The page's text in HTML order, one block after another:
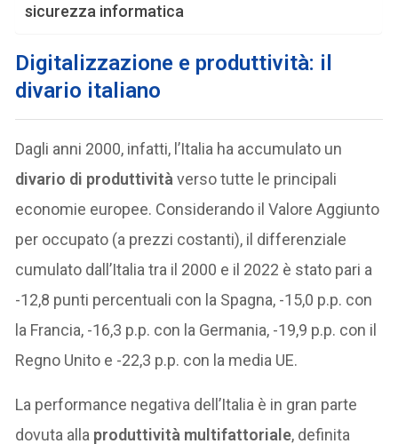
sicurezza informatica
Digitalizzazione e produttività: il
divario italiano
Dagli anni 2000, infatti, l’Italia ha accumulato un
divario di produttività verso tutte le principali
economie europee. Considerando il Valore Aggiunto
per occupato (a prezzi costanti), il differenziale
cumulato dall’Italia tra il 2000 e il 2022 è stato pari a
-12,8 punti percentuali con la Spagna, -15,0 p.p. con
la Francia, -16,3 p.p. con la Germania, -19,9 p.p. con il
Regno Unito e -22,3 p.p. con la media UE.
La performance negativa dell’Italia è in gran parte
dovuta alla produttività multifattoriale, definita